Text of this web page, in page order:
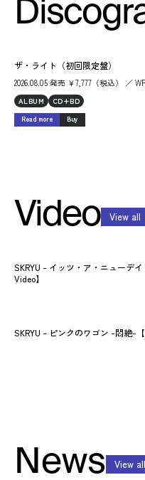
ザ・ライト（初回限定盤）
2026.08.05 発売 ￥7,777（税込） ／
ALBUM CD+BD
Read more Buy
Video View all
SKRYU - イッツ・ア・ニューデ
Video】
SKRYU - ピンクのワゴン -悶絶-【
News View all